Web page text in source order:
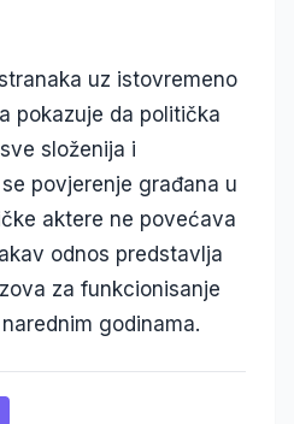
uz istovremeno
pokazuje da politička
složenija i
povjerenje građana u
aktere ne povećava
odnos predstavlja
za funkcionisanje
godinama.